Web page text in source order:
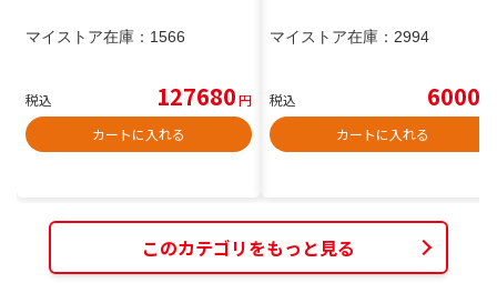
マイストア在庫： 1566
税込 127680円
カートに入れる
マイストア在庫： 2994
税込 6000
カートに入れる
このカテゴリをもっと見る